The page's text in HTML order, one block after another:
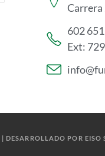
Carrera
602
Ext:
DESARROLLADO POR EISO